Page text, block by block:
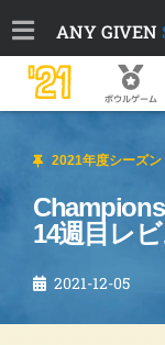
ANY GIVEN
'21 ボウルゲーム
2021年度シーズン
14週目レビ
2021-12-05